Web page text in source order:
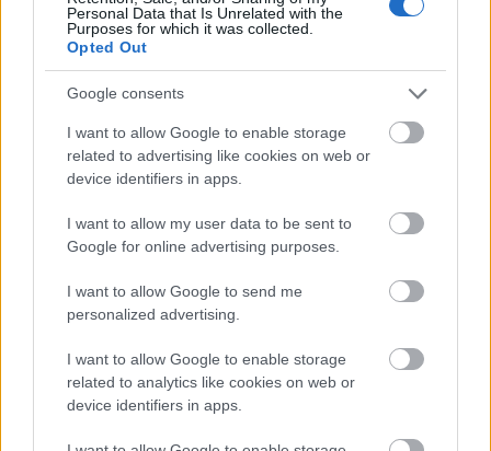
Personal Data that Is Unrelated with the
Purposes for which it was collected.
Opted Out
Google consents
I want to allow Google to enable storage
related to advertising like cookies on web or
device identifiers in apps.
I want to allow my user data to be sent to
Google for online advertising purposes.
I want to allow Google to send me
personalized advertising.
I want to allow Google to enable storage
related to analytics like cookies on web or
device identifiers in apps.
közösségi diskurzust, valamint a
menekültekkel szemben tanúsított gyűlölet
kampány elleni, villamosmegállókban
kihelyezett, menekültek általi audio-
narációval ellátott óriásplakát-kampány terv.
A projekt megvalósításában a projektgazda
voltak a MOME Médiaintézet, a Romaversitas
és a kispesti Jezsuita Roma Szakkollégium.
Társadalmak Alapítványnak.
Színház Társadalom Hősök tere